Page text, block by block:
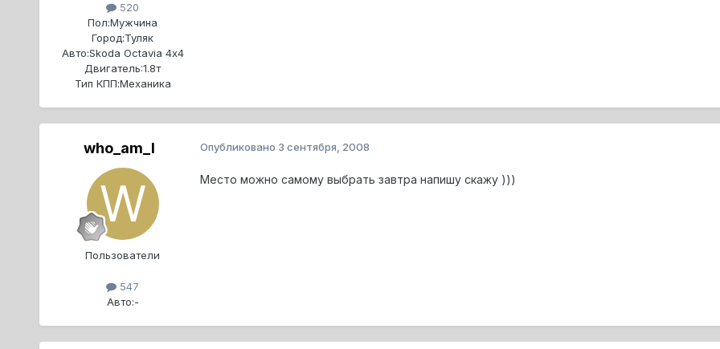
520
Пол:Мужчина
Город:Туляк
Авто:Skoda Octavia 4х4
Двигатель:1.8т
Тип КПП:Механика
who_am_I
Пользователи
547
Авто:-
Опубликовано 3 сентября, 2008
Место можно самому выбрать завтра напишу скажу )))